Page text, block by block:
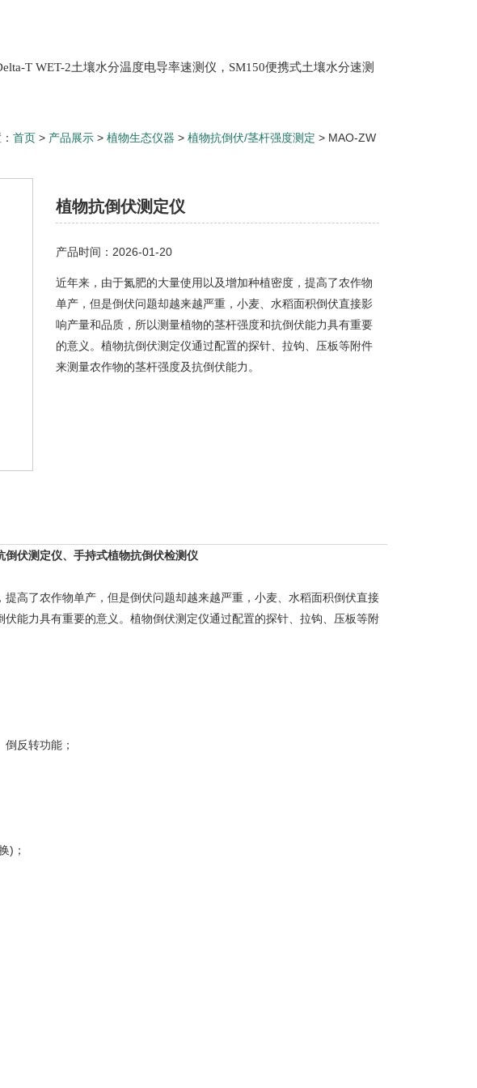
T WET-2土壤水分温度电导率速测仪，SM150便携式土壤水分速测
首页 > 产品展示 > 植物生态仪器 > 植物抗倒伏/茎杆强度测定 > MAO-ZW
植物抗倒伏测定仪
产品时间：2026-01-20
近年来，由于氮肥的大量使用以及增加种植密度，提高了农作物
单产，但是倒伏问题却越来越严重，小麦、水稻面积倒伏直接影
响产量和品质，所以测量植物的茎杆强度和抗倒伏能力具有重要
的意义。植物抗倒伏测定仪通过配置的探针、拉钩、压板等附件
来测量农作物的茎杆强度及抗倒伏能力。
伏测定仪、手持式植物抗倒伏检测仪
高了农作物单产，但是倒伏问题却越来越严重，小麦、水稻面积倒伏直接
能力具有重要的意义。植物倒伏测定仪通过配置的探针、拉钩、压板等附
反转功能；
)；